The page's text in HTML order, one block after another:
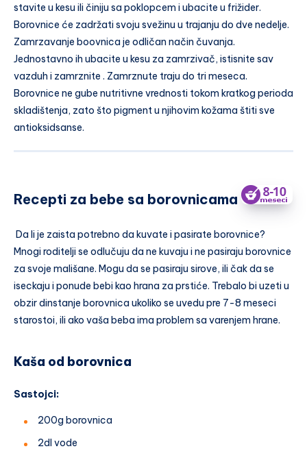
stavite u kesu ili činiju sa poklopcem i ubacite u frižider.
Borovnice će zadržati svoju svežinu u trajanju do dve nedelje.
Zamrzavanje boovnica je odličan način čuvanja.
Jednostavno ih ubacite u kesu za zamrzivač, istisnite sav
vazduh i zamrznite . Zamrznute traju do tri meseca.
Borovnice ne gube nutritivne vrednosti tokom kratkog perioda
skladištenja, zato što pigment u njihovim kožama štiti sve
antioksidsanse.
Recepti za bebe sa borovnicama
Da li je zaista potrebno da kuvate i pasirate borovnice?
Mnogi roditelji se odlučuju da ne kuvaju i ne pasiraju borovnice
za svoje mališane. Mogu da se pasiraju sirove, ili čak da se
iseckaju i ponude bebi kao hrana za prstiće. Trebalo bi uzeti u
obzir dinstanje borovnica ukoliko se uvedu pre 7-8 meseci
starostoi, ili ako vaša beba ima problem sa varenjem hrane.
Kaša od borovnica
Sastojci:
200g borovnica
2dl vode